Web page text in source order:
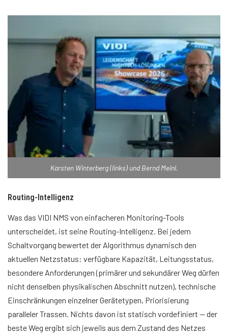
Karsten Winterberg (links) und Bernd Meinl.
Routing-Intelligenz
Was das VIDI NMS von einfacheren Monitoring-Tools
unterscheidet, ist seine Routing-Intelligenz. Bei jedem
Schaltvorgang bewertet der Algorithmus dynamisch den
aktuellen Netzstatus: verfügbare Kapazität, Leitungsstatus,
besondere Anforderungen (primärer und sekundärer Weg dürfen
nicht denselben physikalischen Abschnitt nutzen), technische
Einschränkungen einzelner Gerätetypen, Priorisierung
paralleler Trassen. Nichts davon ist statisch vordefiniert — der
beste Weg ergibt sich jeweils aus dem Zustand des Netzes